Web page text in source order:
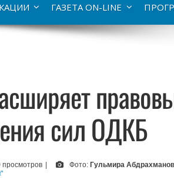
ГАЗЕТА ON-LINE
сил ОДКБ
просмотров | Фото: Гульмира